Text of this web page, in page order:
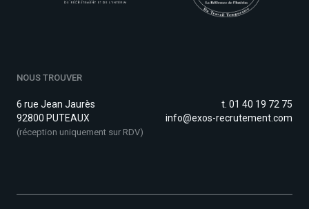
NOUS TROUVER
6 rue Jean Jaurès
92800 PUTEAUX
(réception uniquement sur RDV)
t. 01 40 19 72 75
info@exos-recrutement.com